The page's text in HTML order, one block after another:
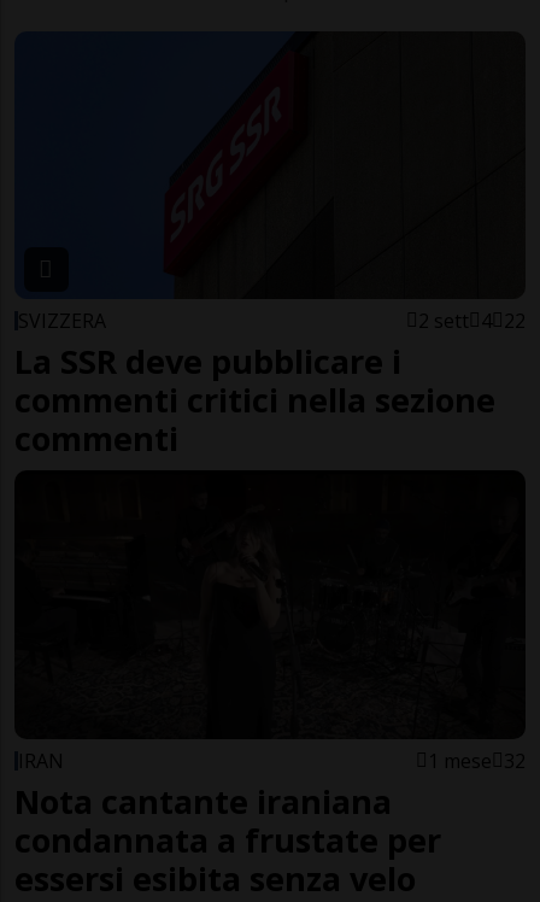
SVIZZERA 2 sett 4 22
La SSR deve pubblicare i
commenti critici nella sezione
commenti
IRAN 1 mese 32
Nota cantante iraniana
condannata a frustate per
essersi esibita senza velo